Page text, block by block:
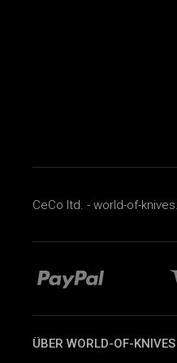
CeCo ltd. - world-of-
ÜBER WORLD-OF-KNIVES